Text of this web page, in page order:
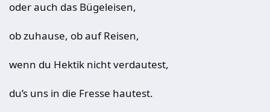
oder auch das Bügeleisen,
ob zuhause, ob auf Reisen,
wenn du Hektik nicht verdautest,
du’s uns in die Fresse hautest.